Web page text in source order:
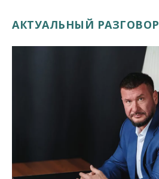
АКТУАЛЬНЫЙ РАЗГОВОР